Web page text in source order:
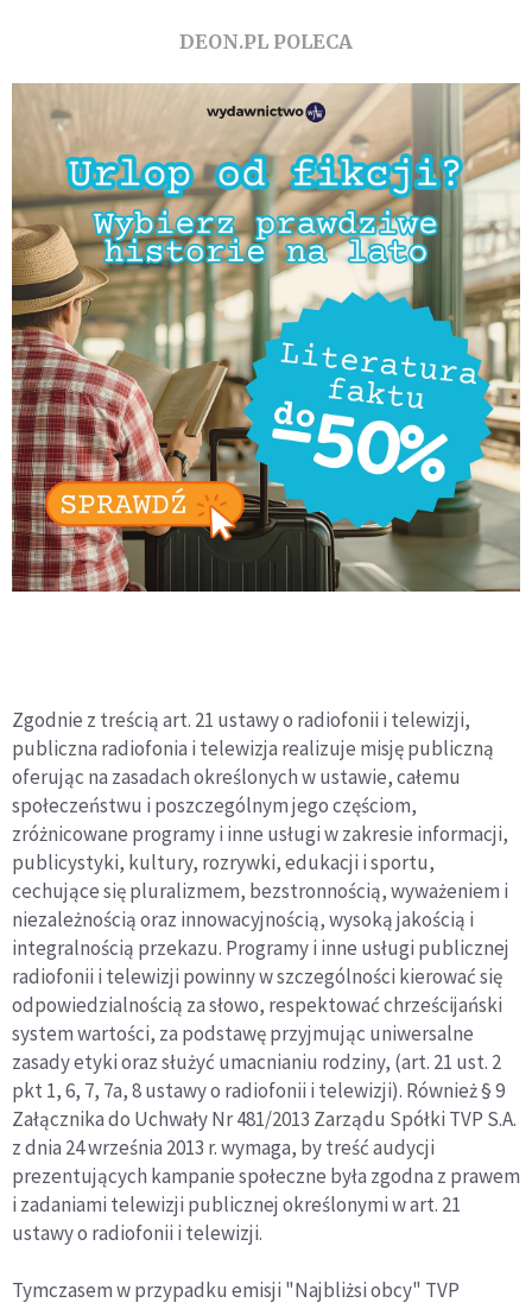
DEON.PL POLECA
Zgodnie z treścią art. 21 ustawy o radiofonii i telewizji,
publiczna radiofonia i telewizja realizuje misję publiczną
oferując na zasadach określonych w ustawie, całemu
społeczeństwu i poszczególnym jego częściom,
zróżnicowane programy i inne usługi w zakresie informacji,
publicystyki, kultury, rozrywki, edukacji i sportu,
cechujące się pluralizmem, bezstronnością, wyważeniem i
niezależnością oraz innowacyjnością, wysoką jakością i
integralnością przekazu. Programy i inne usługi publicznej
radiofonii i telewizji powinny w szczególności kierować się
odpowiedzialnością za słowo, respektować chrześcijański
system wartości, za podstawę przyjmując uniwersalne
zasady etyki oraz służyć umacnianiu rodziny, (art. 21 ust. 2
pkt 1, 6, 7, 7a, 8 ustawy o radiofonii i telewizji). Również § 9
Załącznika do Uchwały Nr 481/2013 Zarządu Spółki TVP S.A.
z dnia 24 września 2013 r. wymaga, by treść audycji
prezentujących kampanie społeczne była zgodna z prawem
i zadaniami telewizji publicznej określonymi w art. 21
ustawy o radiofonii i telewizji.
Tymczasem w przypadku emisji "Najbliżsi obcy" TVP